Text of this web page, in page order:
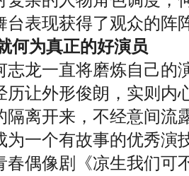
台表现获得了观众的阵
何为真正的好演员
龙一直将磨炼自己的
历让外形俊朗，实则内
隔离开来，不经意间流
为一个有故事的优秀演
偶像剧《凉生我们可